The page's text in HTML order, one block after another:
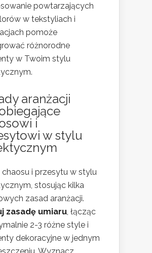
powtarzających
w tekstyliach i
pomoże
różnorodne
w Twoim stylu
aranżacji
i
w stylu
chaosu i przesytu w stylu
stosując kilka
zasad aranżacji.
zasadę umiaru, łącząc
2-3 różne style i
dekoracyjne w jednym